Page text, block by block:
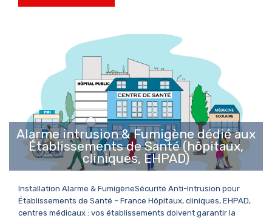
Alarme intrusion & Fumigène dédié aux
Établissements de Santé (hôpitaux,
cliniques, EHPAD)
EN SAVOIR PLUS
Installation Alarme & FumigèneSécurité Anti-Intrusion pour
Établissements de Santé – France Hôpitaux, cliniques, EHPAD,
centres médicaux : vos établissements doivent garantir la